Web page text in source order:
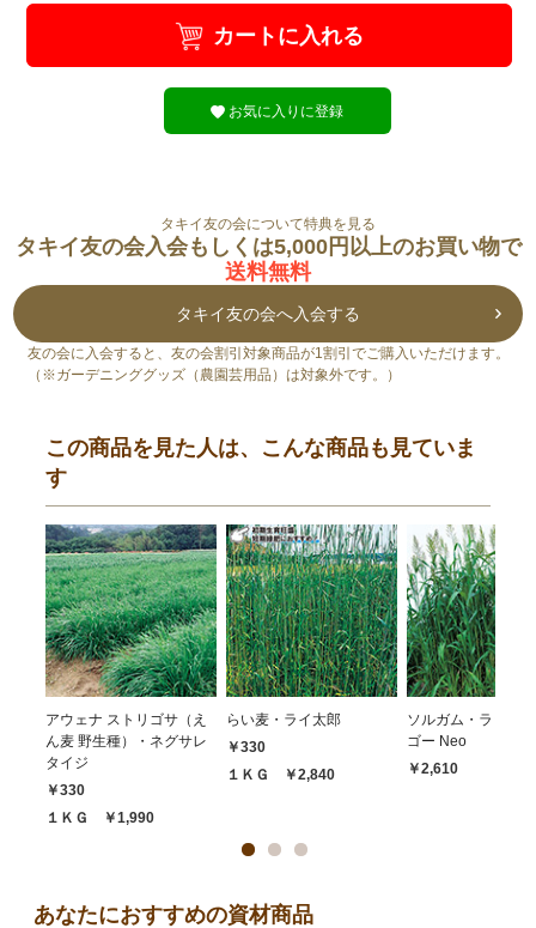
カートに入れる
お気に入りに登録
タキイ友の会について特典を見る
タキイ友の会入会もしくは5,000円以上のお買い物で
送料無料
タキイ友の会へ入会する
友の会に入会すると、友の会割引対象商品が1割引でご購入いただけます。
（※ガーデニンググッズ（農園芸用品）は対象外です。）
この商品を見た人は、こんな商品も見ていま
す
アウェナ ストリゴサ（え
ん麦 野生種）・ネグサレ
タイジ
￥330
１ＫＧ ￥1,990
らい麦・ライ太郎
￥330
１ＫＧ ￥2,840
ソルガム・ラッキ
ゴー Neo
￥2,610
あなたにおすすめの資材商品